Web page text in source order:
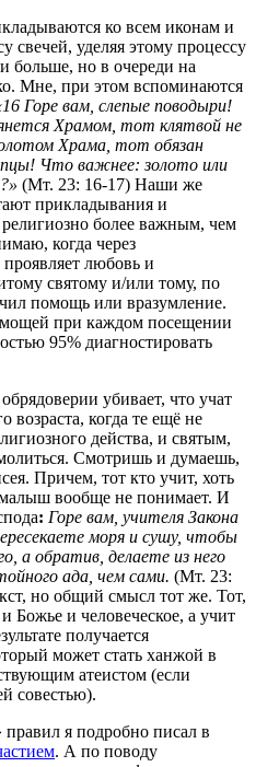
ко всем иконам и
свечей, уделяя этому процессу
больше, но в очереди на
Мне, при этом вспоминаются
Горе вам, слепые поводыри!
Храмом, тот клятвой не
Храма, тот обязан
Что важнее: золото или
(Мт. 23: 16-17) Наши же
прикладывания и
более важным, чем
когда через
любовь и
святому и/или тому, по
помощь или вразумление.
при каждом посещении
95% диагностировать
убивает, что учат
возраста, когда те ещё не
действа, и святым,
Смотришь и думаешь,
Причем, тот кто учит, хоть
малыш вообще не понимает. И
: Горе вам, учителя Закона
моря и сушу, чтобы
а обратив, делаете из него
ада, чем сами. (Мт. 23:
но общий смысл тот же. Тот,
Божье и человеческое, а учит
получается
может стать ханжой в
атеистом (если
совестью).
я подробно писал в
. А по поводу